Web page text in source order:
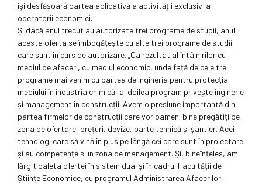
își desfășoară partea aplicativă a activității exclusiv la
operatorii economici.
Și dacă anul trecut au autorizate trei programe de studii, anul
acesta oferta se îmbogățește cu alte trei programe de studii,
care sunt în curs de autorizare. „Ca rezultat al întâlnirilor cu
mediul de afaceri, cu mediul economic, unde față de cele trei
programe mai venim cu partea de ingineria pentru protecția
mediului în industria chimică, al doilea program privește inginerie
și management în construcții. Avem o presiune importantă din
partea firmelor de construcții care vor oameni bine pregătiți pe
zona de ofertare, prețuri, devize, parte tehnică și șantier. Acei
tehnologi care să vină în plus pe lângă cei care sunt în proiectare
și au competențe și în zona de management. Și, bineînțeles, am
lărgit paleta ofertei în sistem dual și în cadrul Facultății de
Științe Economice, cu programul Administrarea Afacerilor.